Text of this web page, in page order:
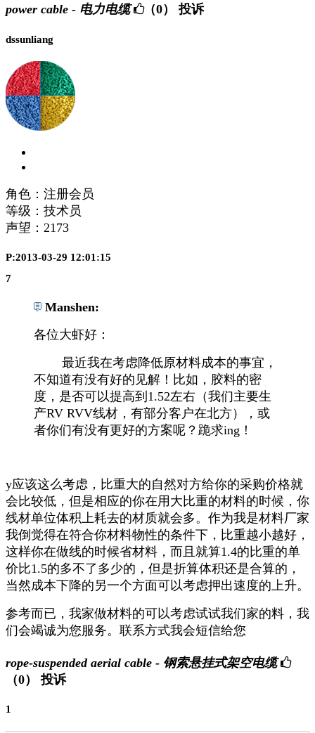
power cable - 电力电缆 （0） 投诉
dssunliang
角色：注册会员
等级：技术员
声望： 2173
P:2013-03-29 12:01:15
7
Manshen:
各位大虾好：
最近我在考虑降低原材料成本的事宜，
不知道有没有好的见解！比如，胶料的密
度，是否可以提高到1.52左右（我们主要生
产RV RVV线材，有部分客户在北方），或
者你们有没有更好的方案呢？跪求ing！
y应该这么考虑，比重大的自然对方给你的采购价格就
会比较低，但是相应的你在用大比重的材料的时候，你
线材单位体积上耗去的材质就会多。作为我是材料厂家
我倒觉得在符合你材料物性的条件下，比重越小越好，
这样你在做线的时候省材料，而且就算1.4的比重的单
价比1.5的多不了多少的，但是折算体积还是合算的，
当然成本下降的另一个方面可以考虑押出速度的上升。
参考而已，我家做材料的可以考虑试试我们家的料，我
们会竭诚为您服务。联系方式我会短信给您
rope-suspended aerial cable - 钢索悬挂式架空电缆
（0）
投诉
1